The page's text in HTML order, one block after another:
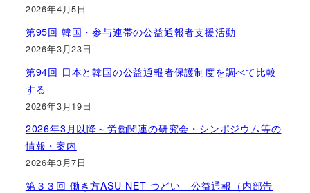
2026年4月5日
第95回 韓国・参与連帯の公益通報者支援活動
2026年3月23日
第94回 日本と韓国の公益通報者保護制度を調べて比較
する
2026年3月19日
2026年3月以降～労働関連の研究会・シンポジウム等の
情報・案内
2026年3月7日
第３３回 働き方ASU-NET つどい 公益通報（内部告